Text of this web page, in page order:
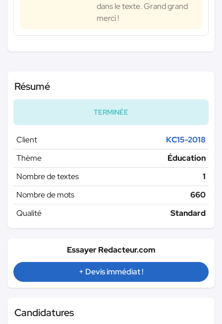
dans le texte. Grand grand
merci !
Résumé
TERMINÉE
Client
KC15-2018
Thème
Éducation
Nombre de textes
1
Nombre de mots
660
Qualité
Standard
Essayer Redacteur.com
+ Devis immédiat !
Candidatures